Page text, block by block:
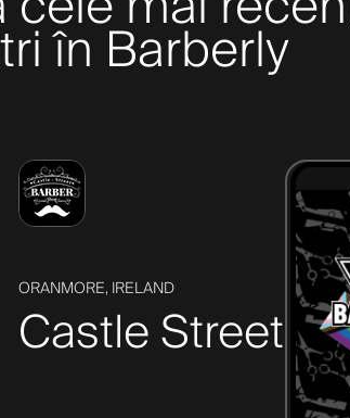
în Barberly
ORANMORE, IRELAND
Castle Street